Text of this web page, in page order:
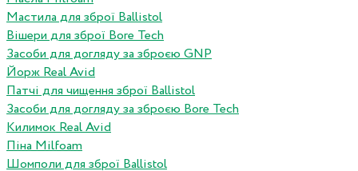
Мастила для зброї Ballistol
Вішери для зброї Bore Tech
Засоби для догляду за зброєю GNP
Йорж Real Avid
Патчі для чищення зброї Ballistol
Засоби для догляду за зброєю Bore Tech
Килимок Real Avid
Піна Milfoam
Шомполи для зброї Ballistol